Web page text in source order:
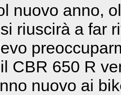
nuovo anno,
riuscirà a far
CBR 650 R
nuovo ai